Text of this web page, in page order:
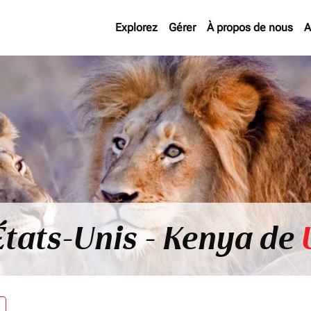
Explorez Gérer À propos de nous
Unis - Kenya de